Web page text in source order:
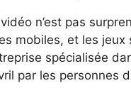
n’est pas
mobiles, et les
spécialisée
par les personnes